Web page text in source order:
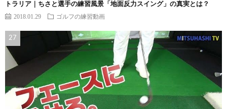
トラリア｜ちさと選手の練習風景「地面反力スイング」の真実とは？
2018.01.29 ゴルフの練習動画